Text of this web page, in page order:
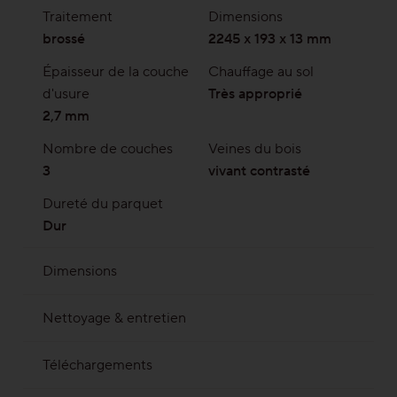
Traitement
brossé
Dimensions
2245 x 193 x 13 mm
Épaisseur de la couche
d'usure
2,7 mm
Chauffage au sol
Très approprié
Nombre de couches
3
Veines du bois
vivant contrasté
Dureté du parquet
Dur
Dimensions
env.2,7 mm de parement
Nettoyage & entretien
Téléchargements